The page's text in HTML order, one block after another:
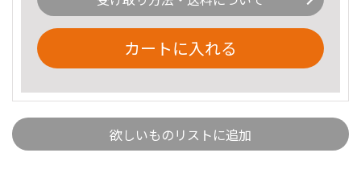
カートに入れる
欲しいものリストに追加